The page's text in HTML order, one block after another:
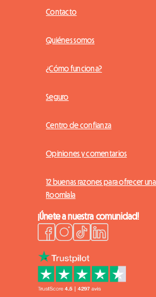
Contacto
Quiénes somos
¿Cómo funciona?
Seguro
Centro de confianza
Opiniones y comentarios
12 buenas razones para ofrecer
Roomlala
¡Únete a nuestra comunidad!